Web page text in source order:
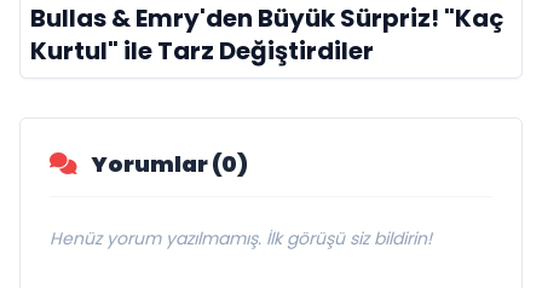
Bullas & Emry'den Büyük Sürpriz! "Kaç
Kurtul" ile Tarz Değiştirdiler
Yorumlar (0)
Henüz yorum yazılmamış. İlk görüşü siz bildirin!